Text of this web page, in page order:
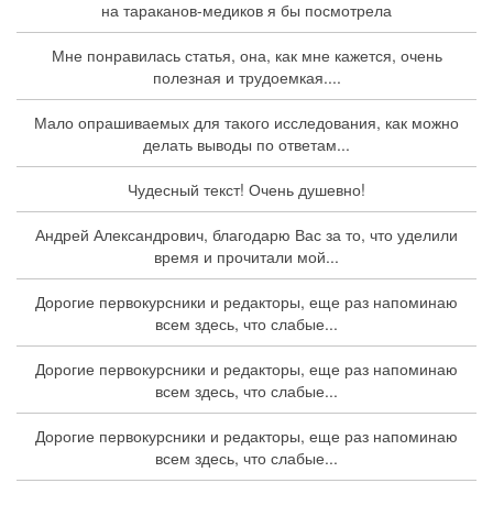
на тараканов-медиков я бы посмотрела
Мне понравилась статья, она, как мне кажется, очень
полезная и трудоемкая....
Мало опрашиваемых для такого исследования, как можно
делать выводы по ответам...
Чудесный текст! Очень душевно!
Андрей Александрович, благодарю Вас за то, что уделили
время и прочитали мой...
Дорогие первокурсники и редакторы, еще раз напоминаю
всем здесь, что слабые...
Дорогие первокурсники и редакторы, еще раз напоминаю
всем здесь, что слабые...
Дорогие первокурсники и редакторы, еще раз напоминаю
всем здесь, что слабые...